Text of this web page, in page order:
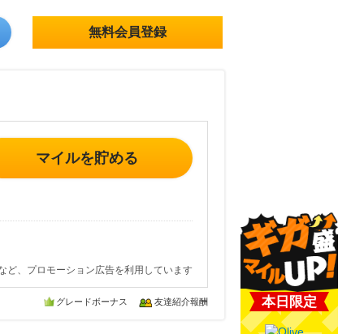
無料会員登録
マイルを貯める
ど、プロモーション広告を利用しています
グレードボーナス 友達紹介報酬 本日限定